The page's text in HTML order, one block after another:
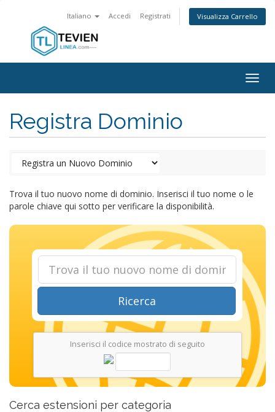
Italiano Accedi Registrati Visualizza Carrello
Registra Dominio
Trova il tuo nuovo nome di dominio. Inserisci il tuo nome o le
parole chiave qui sotto per verificare la disponibilità.
Ricerca
Inserisci il codice mostrato di seguito
Cerca estensioni per categoria